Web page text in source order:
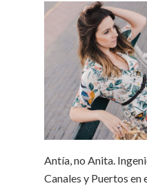
Antía, no Anita.
Canales y Puertos en